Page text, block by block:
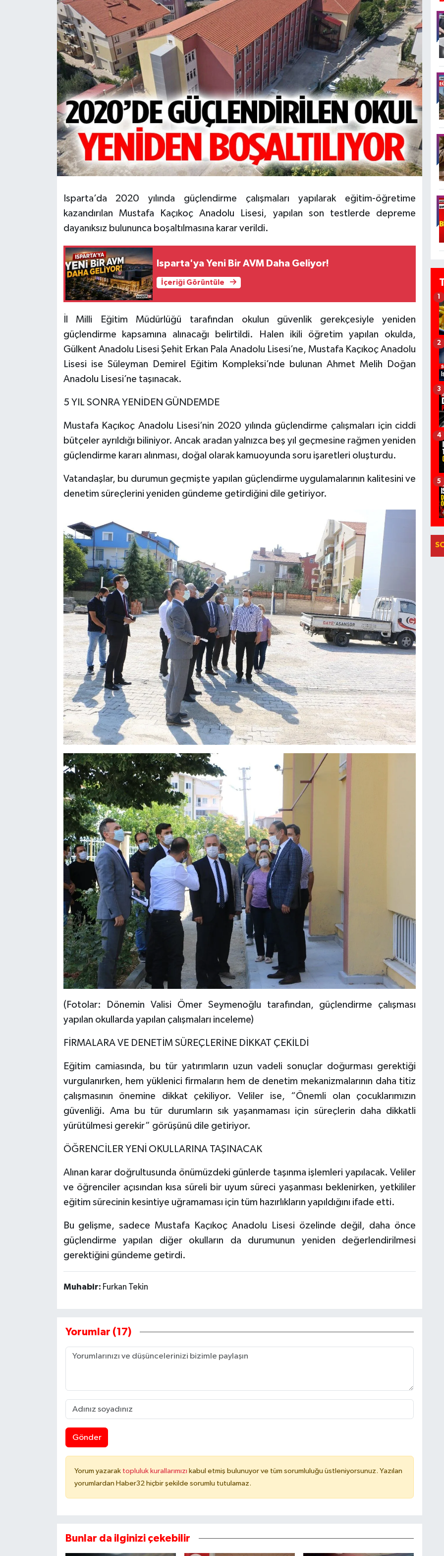
Isparta’da 2020 yılında güçlendirme çalışmaları yapılarak eğitim-öğretime
kazandırılan Mustafa Kaçıkoç Anadolu Lisesi, yapılan son testlerde depreme
dayanıksız bulununca boşaltılmasına karar verildi.
Isparta'ya Yeni Bir AVM Daha Geliyor!
İçeriği Görüntüle
İl Milli Eğitim Müdürlüğü tarafından okulun güvenlik gerekçesiyle yeniden
güçlendirme kapsamına alınacağı belirtildi. Halen ikili öğretim yapılan okulda,
Gülkent Anadolu Lisesi Şehit Erkan Pala Anadolu Lisesi’ne, Mustafa Kaçıkoç Anadolu
Lisesi ise Süleyman Demirel Eğitim Kompleksi’nde bulunan Ahmet Melih Doğan
Anadolu Lisesi’ne taşınacak.
5 YIL SONRA YENİDEN GÜNDEMDE
Mustafa Kaçıkoç Anadolu Lisesi’nin 2020 yılında güçlendirme çalışmaları için ciddi
bütçeler ayrıldığı biliniyor. Ancak aradan yalnızca beş yıl geçmesine rağmen yeniden
güçlendirme kararı alınması, doğal olarak kamuoyunda soru işaretleri oluşturdu.
Vatandaşlar, bu durumun geçmişte yapılan güçlendirme uygulamalarının kalitesini ve
denetim süreçlerini yeniden gündeme getirdiğini dile getiriyor.
(Fotolar: Dönemin Valisi Ömer Seymenoğlu tarafından, güçlendirme çalışması
yapılan okullarda yapılan çalışmaları inceleme)
FİRMALARA VE DENETİM SÜREÇLERİNE DİKKAT ÇEKİLDİ
Eğitim camiasında, bu tür yatırımların uzun vadeli sonuçlar doğurması gerektiği
vurgulanırken, hem yüklenici firmaların hem de denetim mekanizmalarının daha titiz
çalışmasının önemine dikkat çekiliyor. Veliler ise, “Önemli olan çocuklarımızın
güvenliği. Ama bu tür durumların sık yaşanmaması için süreçlerin daha dikkatli
yürütülmesi gerekir” görüşünü dile getiriyor.
ÖĞRENCİLER YENİ OKULLARINA TAŞINACAK
Alınan karar doğrultusunda önümüzdeki günlerde taşınma işlemleri yapılacak. Veliler
ve öğrenciler açısından kısa süreli bir uyum süreci yaşanması beklenirken, yetkililer
eğitim sürecinin kesintiye uğramaması için tüm hazırlıkların yapıldığını ifade etti.
Bu gelişme, sadece Mustafa Kaçıkoç Anadolu Lisesi özelinde değil, daha önce
güçlendirme yapılan diğer okulların da durumunun yeniden değerlendirilmesi
gerektiğini gündeme getirdi.
Muhabir: Furkan Tekin
Yorumlar (17)
Gönder
Yorum yazarak topluluk kurallarımızı kabul etmiş bulunuyor ve tüm sorumluluğu üstleniyorsunuz. Yazılan
yorumlardan Haber32 hiçbir şekilde sorumlu tutulamaz.
Bunlar da ilginizi çekebilir
1
2
3
4
5
HABERDE İNSAN
KÜLTÜR SANAT
MAGAZİN
POLİTİKA
RESMİ İLANLAR
Tarihi Yapılarımız